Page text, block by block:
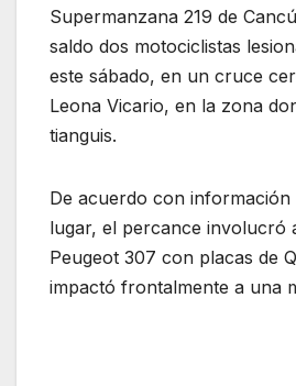
Supermanzana 219 de
saldo dos motociclistas
este sábado, en un cruce
Leona Vicario, en la zona
tianguis.
De acuerdo con información
lugar, el percance involucró
Peugeot 307 con placas de
impactó frontalmente a una